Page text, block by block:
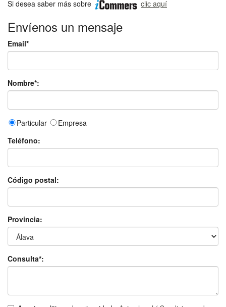
Si desea saber más sobre
clic aquí
Envíenos un mensaje
Email*
Nombre*:
Particular
Empresa
Teléfono:
Código postal:
Provincia:
Consulta*: